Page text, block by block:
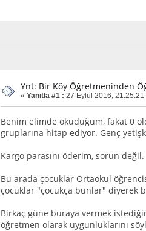
Ynt: Bir Köy Öğretmeninden
« Yanıtla #1 : 27 Eylül 2016, 21:25:21
Benim elimde okuduğum, fakat 0
gruplarına hitap ediyor. Genç
Kargo parasını öderim, sorun değil.
Bu arada çocuklar Ortaokul
çocuklar "çocukça bunlar" diyerek
Birkaç güne buraya vermek
öğretmen olarak uygunluklarını